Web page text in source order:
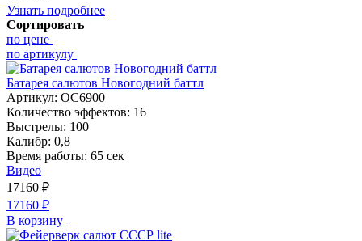
Узнать подробнее
Сортировать
по цене
по артикулу
Батарея салютов Новогодний баттл
Артикул: ОС6900
Количество эффектов: 16
Выстрелы: 100
Калибр: 0,8
Время работы: 65 сек
Видео
17160 ₽
17160 ₽
В корзину